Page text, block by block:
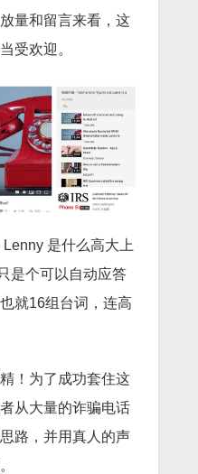
量和留言来看，这
受欢迎。
是什么高大上
是个可以自动应答
就16组台词，连高
！为了成功套住这
从大量的诈骗电话
路，并用真人的声